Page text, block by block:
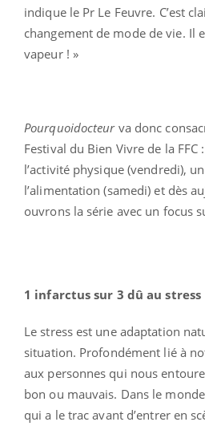
indique le Pr Le Feuvre. C’est
changement de mode de vie. Il
vapeur ! »
Pourquoidocteurva donc
Festival du Bien Vivre de la
l’activité physique (vendredi),
l’alimentation (samedi) et dès
ouvrons la série avec un focus
1 infarctus sur 3 dû au stress
Le stress est une adaptation
situation. Profondément lié à
aux personnes qui nous
bon ou mauvais. Dans le
qui a le trac avant d’entrer en